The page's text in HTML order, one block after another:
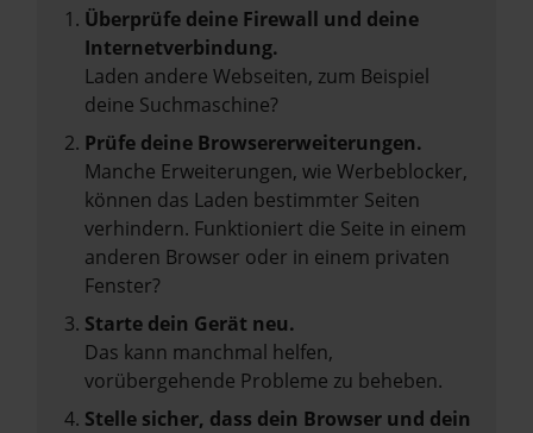
Überprüfe deine Firewall und deine
Internetverbindung.
Laden andere Webseiten, zum Beispiel
deine Suchmaschine?
Prüfe deine Browsererweiterungen.
Manche Erweiterungen, wie Werbeblocker,
können das Laden bestimmter Seiten
verhindern. Funktioniert die Seite in einem
anderen Browser oder in einem privaten
Fenster?
Starte dein Gerät neu.
Das kann manchmal helfen,
vorübergehende Probleme zu beheben.
Stelle sicher, dass dein Browser und dein